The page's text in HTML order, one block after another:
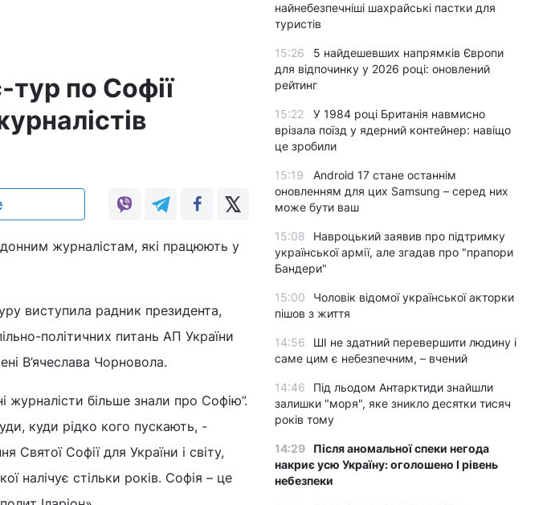
тур по Софії
журналістам, які працюють у
виступила радник президента,
політичних питань АП України
В’ячеслава Чорновола.
журналісти більше знали про Софію”.
куди рідко кого пускають, -
Софії для України і світу,
налічує стільки років. Софія – це
найнебезпечніші шахрайські пастки для
туристів
15:26
5 найдешевших напрямків Європи
для відпочинку у 2026 році: оновлений
рейтинг
15:22
У 1984 році Британія навмисно
врізала поїзд у ядерний контейнер: навіщо
це зробили
15:19
Android 17 стане останнім
оновленням для цих Samsung – серед них
може бути ваш
15:08
Навроцький заявив про підтримку
української армії, але згадав про "прапори
Бандери"
15:00
Чоловік відомої української акторки
пішов з життя
14:56
ШІ не здатний перевершити людину і
саме цим є небезпечним, – вчений
14:46
Під льодом Антарктиди знайшли
залишки "моря", яке зникло десятки тисяч
років тому
14:29
Після аномальної спеки негода
накриє усю Україну: оголошено І рівень
небезпеки